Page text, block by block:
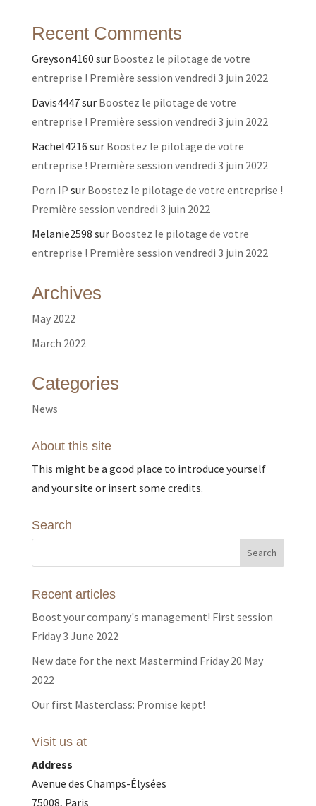
Recent Comments
Greyson4160 sur Boostez le pilotage de votre
entreprise ! Première session vendredi 3 juin 2022
Davis4447sur Boostez le pilotage de votre
entreprise ! Première session vendredi 3 juin 2022
Rachel4216 sur Boostez le pilotage de votre
entreprise ! Première session vendredi 3 juin 2022
Porn IP sur Boostez le pilotage de votre entreprise !
Première session vendredi 3 juin 2022
Melanie2598 sur Boostez le pilotage de votre
entreprise ! Première session vendredi 3 juin 2022
Archives
May 2022
March 2022
Categories
News
About this site
This might be a good place to introduce yourself
and your site or insert some credits.
Search
Recent articles
Boost your company's management! First session
Friday 3 June 2022
New date for the next Mastermind Friday 20 May
2022
Our first Masterclass: Promise kept!
Visit us at
Address
Avenue des Champs-Élysées
75008, Paris